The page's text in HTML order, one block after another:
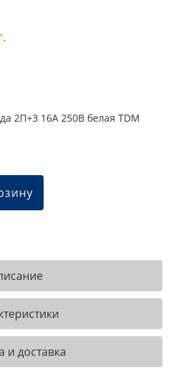
2П+3 16А 250В белая TDM
и доставка